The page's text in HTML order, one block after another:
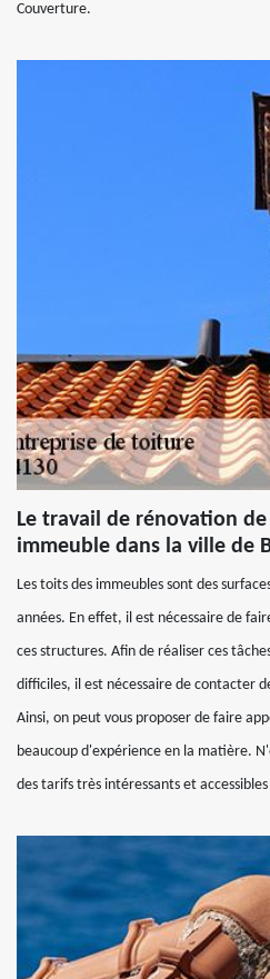
Couverture.
Le travail de rénovation
immeuble dans la ville de
Les toits des immeubles sont des
années. En effet, il est nécessaire de
ces structures. Afin de réaliser ces
difficiles, il est nécessaire de contacter
Ainsi, on peut vous proposer de faire
beaucoup d'expérience en la matière.
des tarifs très intéressants et